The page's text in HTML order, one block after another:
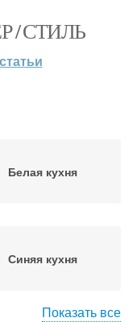
/ СТИЛЬ
статьи
Белая кухня
Синяя кухня
Показать все